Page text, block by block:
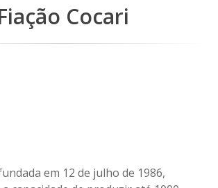
Cocari
em 12 de julho de 1986,